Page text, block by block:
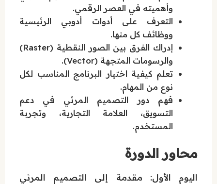
وأهميته في العصر الرقمي.
التعرف على أدوات أدوبي الرئيسية
ووظائف كل منها.
إدراك الفرق بين الصور النقطية (Raster)
والرسومات المتجهة (Vector).
تعلم كيفية اختيار البرنامج المناسب لكل
نوع من المهام.
فهم دور التصميم المرئي في دعم
التسويق، العلامة التجارية، وتجربة
المستخدم.
محاور الدورة
اليوم الأول: مقدمة إلى التصميم المرئي